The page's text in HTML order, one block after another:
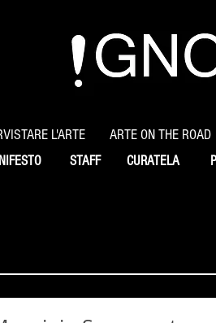
L'ARTE ARTE ON THE ROAD
STAFF CURATELA